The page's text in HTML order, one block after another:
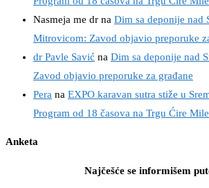
Nasmeja me dr na Dim sa deponije nad
Mitrovicom: Zavod objavio preporuke
dr Pavle Savić na Dim sa deponije nad
Zavod objavio preporuke za građane
Pera na EXPO karavan sutra stiže u
Program od 18 časova na Trgu Ćire
Anketa
Najčešće se informišem